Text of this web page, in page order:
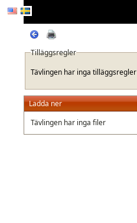
Tilläggsregler
Tävlingen har inga tilläggsregler
Ladda ner
Tävlingen har inga filer